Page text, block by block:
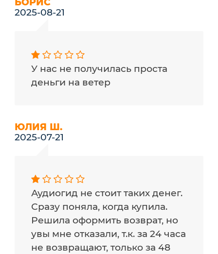
2025-08-21
У нас не получилась проста
деньги на ветер
ЮЛИЯ Ш.
2025-07-21
Аудиогид не стоит таких денег.
Сразу поняла, когда купила.
Решила оформить возврат, но
увы мне отказали, т.к. за 24 часа
не возвращают, только за 48